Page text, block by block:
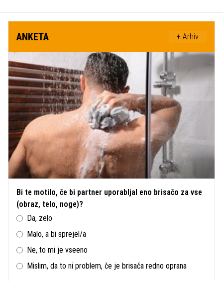
ANKETA + Arhiv
Bi te motilo, če bi partner uporabljal eno brisačo za vse
(obraz, telo, noge)?
Da, zelo
Malo, a bi sprejel/a
Ne, to mi je vseeno
Mislim, da to ni problem, če je brisača redno oprana